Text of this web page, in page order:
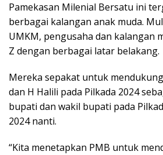
Pamekasan Milenial Bersatu ini
berbagai kalangan anak muda.
UMKM, pengusaha dan kalangan
Z dengan berbagai latar belakang.
Mereka sepakat untuk
dan H Halili pada Pilkada 2024
bupati dan wakil bupati pada
2024 nanti.
“Kita menetapkan PMB untuk